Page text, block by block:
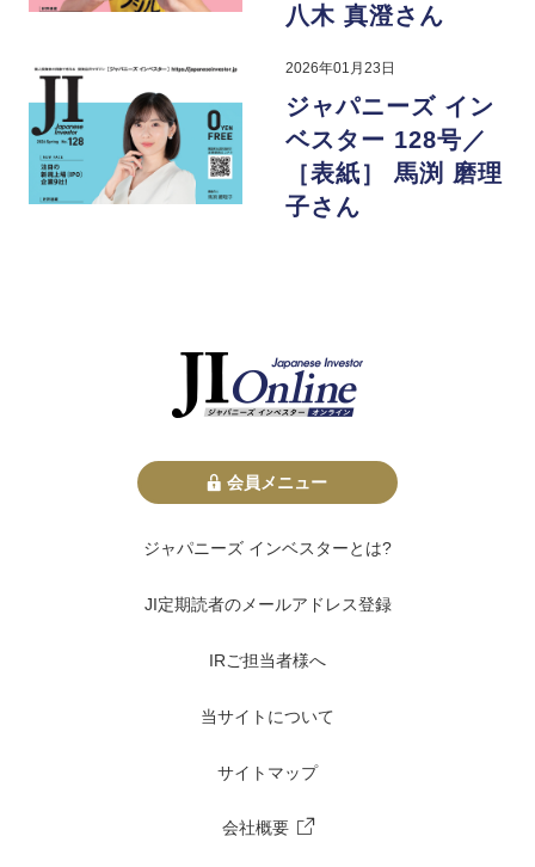
八木 真澄さん
2026年01月23日
ジャパニーズ イン
ベスター 128号／
［表紙］ 馬渕 磨理
子さん
会員メニュー
ジャパニーズ インベスターとは?
JI定期読者のメールアドレス登録
IRご担当者様へ
当サイトについて
サイトマップ
会社概要